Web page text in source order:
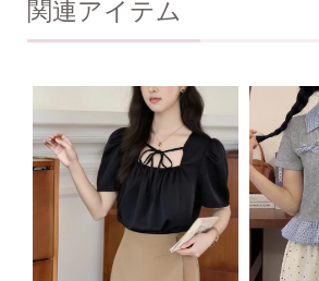
関連アイテム